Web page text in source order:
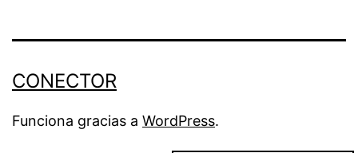
CONECTOR
Funciona gracias a WordPress.